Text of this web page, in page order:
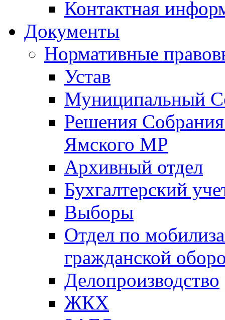
Контактная
Документы
Нормативные
Устав
Муниципальный
Решения
Ямского МР
Архивный отдел
Бухгалтерский
Выборы
Отдел по
гражданской
Делопроизводство
ЖКХ